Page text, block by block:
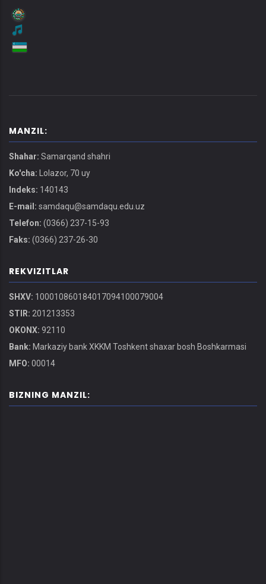
MANZIL:
Shahar: Samarqand shahri
Ko'cha: Lolazor, 70 uy
Indeks: 140143
E-mail: samdaqu@samdaqu.edu.uz
Telefon: (0366) 237-15-93
Faks: (0366) 237-26-30
REKVIZITLAR
SHXV: 100010860184017094100079004
STIR: 201213353
OKONX: 92110
Bank: Markaziy bank XKKM Toshkent shaxar bosh Boshkarmasi
MFO: 00014
BIZNING MANZIL: